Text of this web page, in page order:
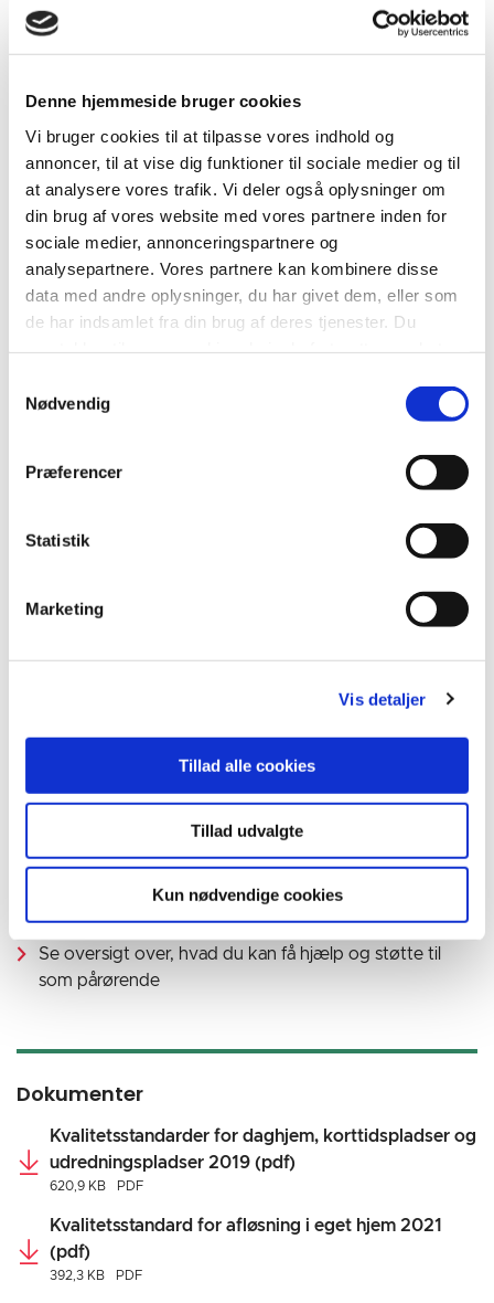
Denne hjemmeside bruger cookies
Vi bruger cookies til at tilpasse vores indhold og
annoncer, til at vise dig funktioner til sociale medier og til
at analysere vores trafik. Vi deler også oplysninger om
din brug af vores website med vores partnere inden for
sociale medier, annonceringspartnere og
analysepartnere. Vores partnere kan kombinere disse
data med andre oplysninger, du har givet dem, eller som
de har indsamlet fra din brug af deres tjenester. Du
Nødvendig
Præferencer
Statistik
Marketing
Vis detaljer
Tillad alle cookies
Tillad udvalgte
Kun nødvendige cookies
På et daghjem kan du lave forskellige aktiviteter, træne
og vedligeholde dine færdigheder og møde andre i et
socialt fællesskab.
En daghjemsplads giver også mulighed for, at dine
pårørende kan blive aflastet ved, at du får aktiviteter
rettet til dig med særlige behov.
Åbn alle
Hvordan får jeg en daghjemsplads?
Hvad koster en daghjemsplads?
For information og vejledning kontakt:
Send sikker post (kræver MitID)
Links
Se oversigt over, hvad du kan få hjælp og støtte til
som pårørende
Dokumenter
Kvalitetsstandarder for daghjem, korttidspladser og
udredningspladser 2019 (pdf)
620,9 KB PDF
Kvalitetsstandard for afløsning i eget hjem 2021
(pdf)
392,3 KB PDF